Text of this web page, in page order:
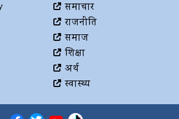
समाचार
राजनीति
समाज
शिक्षा
अर्थ
स्वास्थ्य